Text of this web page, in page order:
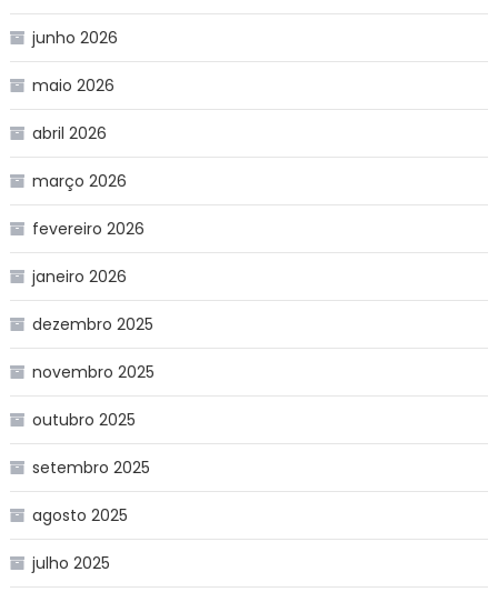
junho 2026
maio 2026
abril 2026
março 2026
fevereiro 2026
janeiro 2026
dezembro 2025
novembro 2025
outubro 2025
setembro 2025
agosto 2025
julho 2025